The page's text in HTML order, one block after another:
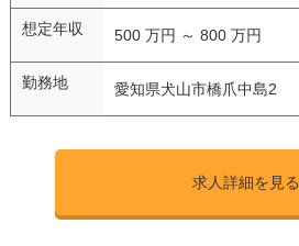
想定年収 500 万円 ～ 800 万円
勤務地 愛知県犬山市橋爪中島2
求人詳細を見る